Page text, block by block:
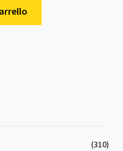
attuale
è:
(310)